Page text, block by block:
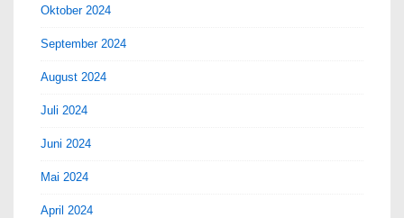
Oktober 2024
September 2024
August 2024
Juli 2024
Juni 2024
Mai 2024
April 2024